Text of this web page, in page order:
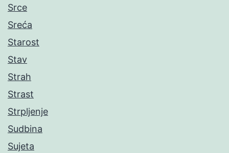
Srce
Sreća
Starost
Stav
Strah
Strast
Strpljenje
Sudbina
Sujeta